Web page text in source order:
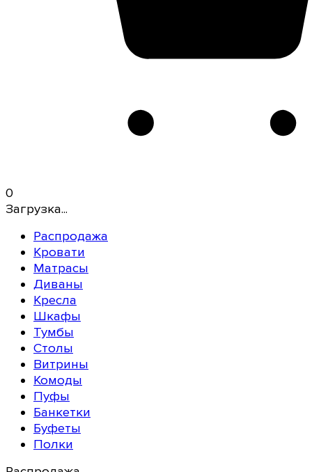
0
Загрузка...
Распродажа
Кровати
Матрасы
Диваны
Кресла
Шкафы
Тумбы
Столы
Витрины
Комоды
Пуфы
Банкетки
Буфеты
Полки